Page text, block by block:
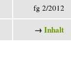
fg 2/2012
→ Inhalt